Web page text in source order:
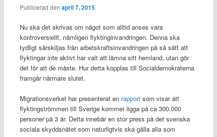
Publicerad den april 7, 2015
Nu ska det skrivas om något som alltid anses vara
kontroversiellt, nämligen flyktinginvandringen. Denna ska
tydligt särskiljas från arbetskraftsinvandringen på så sätt att
flyktingar inte aktivt har valt att lämna sitt hemland, utan gör
det för att de måste. Hur detta kopplas till Socialdemokraterna
framgår närmare slutet.
Migrationsverket har presenterat en rapport som visar att
flyktingströmmen till Sverige kommer ligga på ca 300.000
personer på 3 år. Detta innebär en stor press på det svenska
sociala skyddsnätet som naturligtvis ska gälla alla som